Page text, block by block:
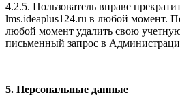
4.2.5. Пользователь вправе
lms.ideaplus124.ru в любой момент.
любой момент удалить свою
письменный запрос в
5. Персональные данные